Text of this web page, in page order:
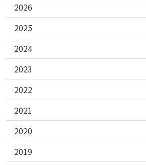
2026
2025
2024
2023
2022
2021
2020
2019